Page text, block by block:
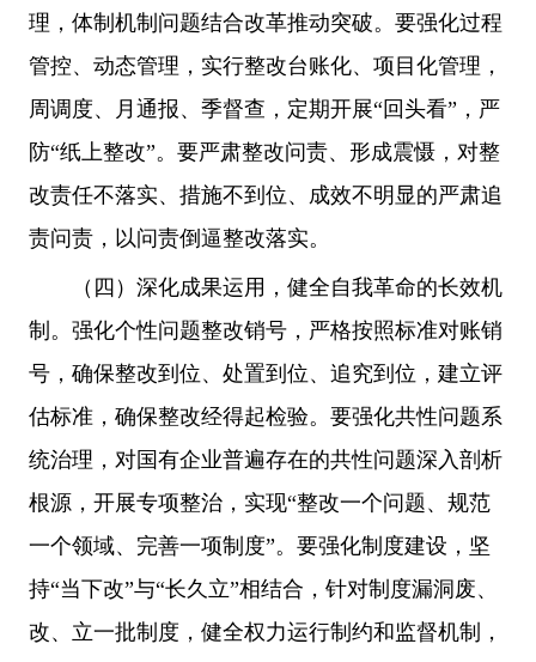
理，体制机制问题结合改革推动突破。要强化过程
管控、动态管理，实行整改台账化、项目化管理，
周调度、月通报、季督查，定期开展“回头看”，严
防“纸上整改”。要严肃整改问责、形成震慑，对整
改责任不落实、措施不到位、成效不明显的严肃追
责问责，以问责倒逼整改落实。
（四）深化成果运用，健全自我革命的长效机
制。强化个性问题整改销号，严格按照标准对账销
号，确保整改到位、处置到位、追究到位，建立评
估标准，确保整改经得起检验。要强化共性问题系
统治理，对国有企业普遍存在的共性问题深入剖析
根源，开展专项整治，实现“整改一个问题、规范
一个领域、完善一项制度”。要强化制度建设，坚
持“当下改”与“长久立”相结合，针对制度漏洞废、
改、立一批制度，健全权力运行制约和监督机制，